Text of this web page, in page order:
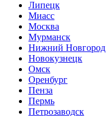
Липецк
Миасс
Москва
Мурманск
Нижний Новгород
Новокузнецк
Омск
Оренбург
Пенза
Пермь
Петрозаводск